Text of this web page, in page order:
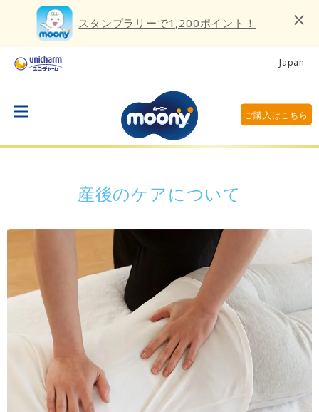
スタンプラリーで1,200ポイント！
Japan
ご購入はこちら
産後のケアについて